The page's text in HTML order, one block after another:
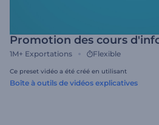
Promotion des cours
1M+ Exportations Flexible
Ce preset vidéo a été créé en utilisant
Boîte à outils de vidéos explicatives